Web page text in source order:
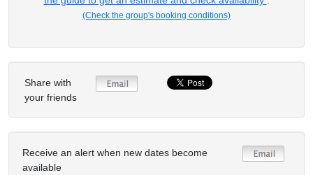
(Check the group's booking conditions)
Share with
your friends
Receive an alert when new dates become
available